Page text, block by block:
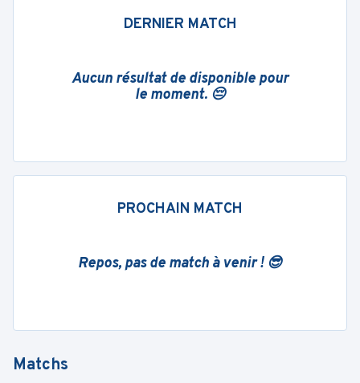
DERNIER MATCH
Aucun résultat de disponible pour
le moment. 😔
PROCHAIN MATCH
Repos, pas de match à venir ! 😎
Matchs